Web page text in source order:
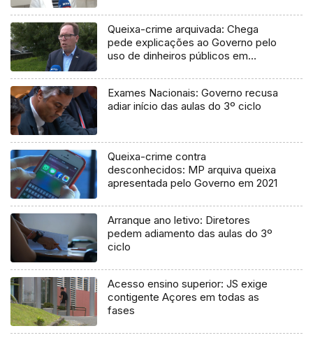
Queixa-crime arquivada: Chega
pede explicações ao Governo pelo
uso de dinheiros públicos em
Exames Nacionais: Governo recusa
adiar início das aulas do 3º ciclo
Queixa-crime contra
desconhecidos: MP arquiva queixa
apresentada pelo Governo em 2021
Arranque ano letivo: Diretores
pedem adiamento das aulas do 3º
ciclo
Acesso ensino superior: JS exige
contigente Açores em todas as
fases